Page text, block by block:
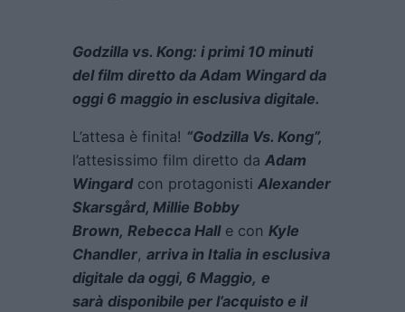
Godzilla vs. Kong: i primi 10 minuti
del film diretto da Adam Wingard da
oggi 6 maggio in esclusiva digitale.
L’attesa è finita! “Godzilla Vs. Kong”,
l’attesissimo film diretto da Adam
Wingardcon protagonisti Alexander
Skarsgård, Millie Bobby
Brown, Rebecca Halle con Kyle
Chandler, arriva in Italia in esclusiva
digitale da oggi, 6 Maggio, e
sarà disponibile per l’acquisto e il